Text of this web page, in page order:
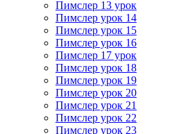
Пимслер 13 урок
Пимслер урок 14
Пимслер урок 15
Пимслер урок 16
Пимслер 17 урок
Пимслер урок 18
Пимслер урок 19
Пимслер урок 20
Пимслер урок 21
Пимслер урок 22
Пимслер урок 23